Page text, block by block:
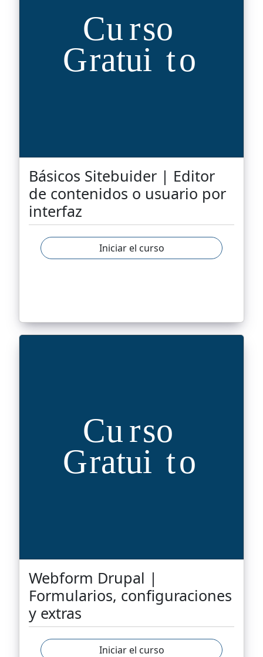
Básicos Sitebuider | Editor
de contenidos o usuario por
interfaz
Iniciar el curso
Webform Drupal |
Formularios, configuraciones
y extras
Iniciar el curso